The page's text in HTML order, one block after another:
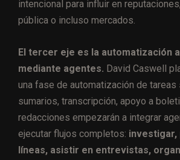
intencional para influir en
pública o incluso mercados.
El tercer eje es la automatización
mediante agentes. David Caswell
una fase de automatización de
sumarios, transcripción, apoyo a
redacciones empezarán a integrar
ejecutar flujos completos: investigar,
líneas, asistir en entrevistas,